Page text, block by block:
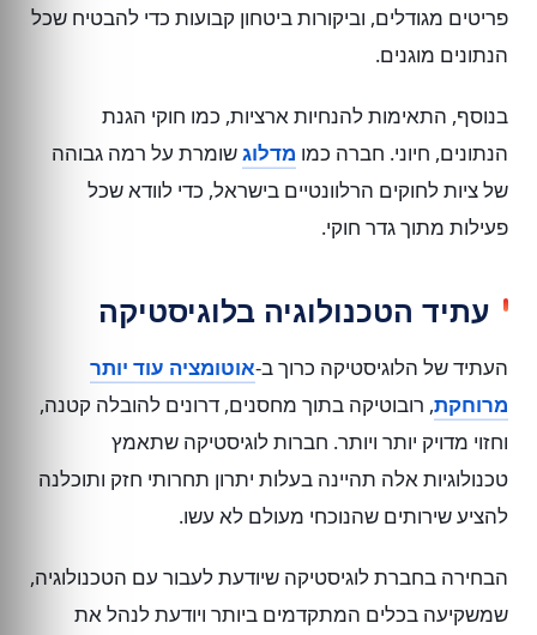
פריטים מגודלים, וביקורות ביטחון קבועות כדי להבטיח שכל
הנתונים מוגנים.
בנוסף, התאימות להנחיות ארציות, כמו חוקי הגנת
הנתונים, חיוני. חברה כמו מדלוגשומרת על רמה גבוהה
של ציות לחוקים הרלוונטיים בישראל, כדי לוודא שכל
פעילות מתוך גדר חוקי.
עתיד הטכנולוגיה בלוגיסטיקה
העתיד של הלוגיסטיקה כרוך ב-אוטומציה עוד יותר
מרוחקת, רובוטיקה בתוך מחסנים, דרונים להובלה קטנה,
וחזוי מדויק יותר ויותר. חברות לוגיסטיקה שתאמץ
טכנולוגיות אלה תהיינה בעלות יתרון תחרותי חזק ותוכלנה
להציע שירותים שהנוכחי מעולם לא עשו.
הבחירה בחברת לוגיסטיקה שיודעת לעבור עם הטכנולוגיה,
שמשקיעה בכלים המתקדמים ביותר ויודעת לנהל את